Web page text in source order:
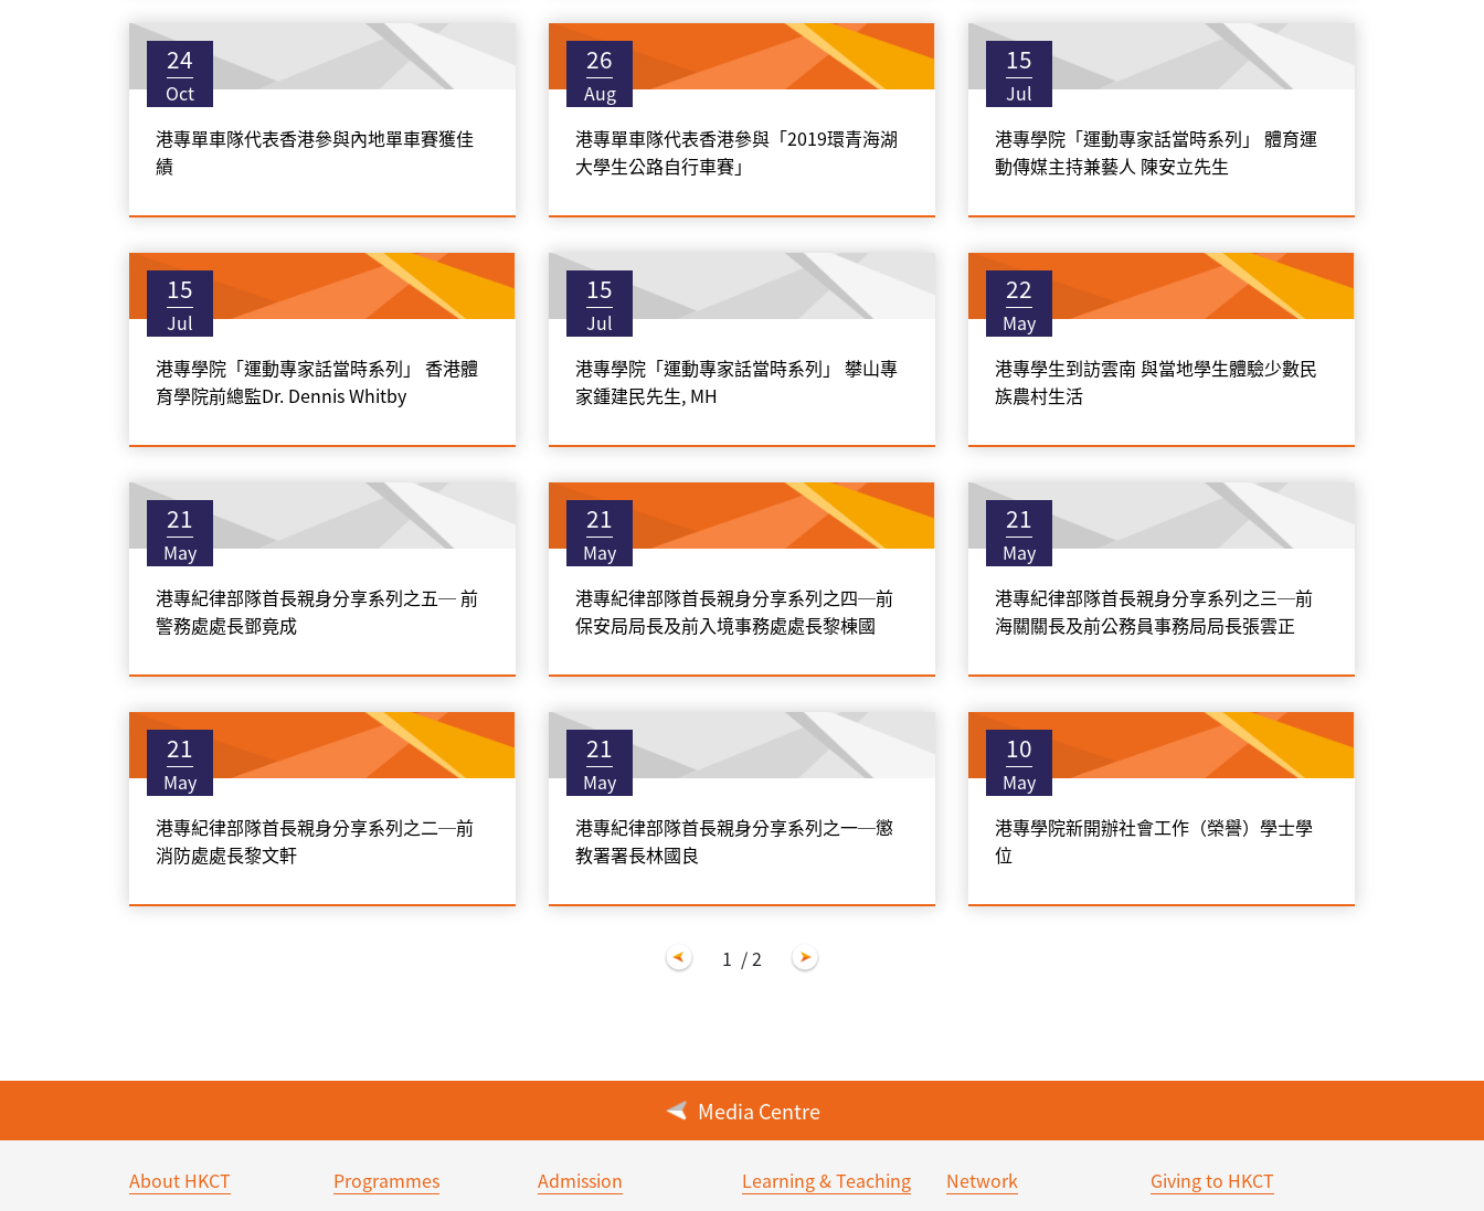
24
Oct
港專單車隊代表香港參與內地單車賽獲佳
績
26
Aug
港專單車隊代表香港參與「2019環青海湖
大學生公路自行車賽」
15
Jul
港專學院「運動專家話當時系列」 體育運
動傳媒主持兼藝人 陳安立先生
15
Jul
港專學院「運動專家話當時系列」 香港體
育學院前總監Dr. Dennis Whitby
15
Jul
港專學院「運動專家話當時系列」 攀山專
家鍾建民先生, MH
22
May
港專學生到訪雲南 與當地學生體驗少數民
族農村生活
21
May
港專紀律部隊首長親身分享系列之五─ 前
警務處處長鄧竟成
21
May
港專紀律部隊首長親身分享系列之四─前
保安局局長及前入境事務處處長黎棟國
21
May
港專紀律部隊首長親身分享系列之三─前
海關關長及前公務員事務局局長張雲正
21
May
港專紀律部隊首長親身分享系列之二─前
消防處處長黎文軒
21
May
港專紀律部隊首長親身分享系列之一─懲
教署署長林國良
10
May
港專學院新開辦社會工作（榮譽）學士學
位
1 / 2
Media Centre
About HKCT Programmes Admission Learning & Teaching Network Giving to HKCT